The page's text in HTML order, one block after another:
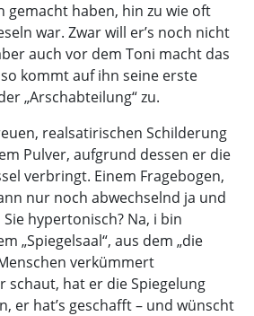
gemacht haben, hin zu wie oft
war. Zwar will er’s noch nicht
auch vor dem Toni macht das
kommt auf ihn seine erste
„Arschabteilung“ zu.
realsatirischen Schilderung
Pulver, aufgrund dessen er die
verbringt. Einem Fragebogen,
nur noch abwechselnd ja und
hypertonisch? Na, i bin
„Spiegelsaal“, aus dem „die
verkümmert
schaut, hat er die Spiegelung
er hat’s geschafft – und wünscht